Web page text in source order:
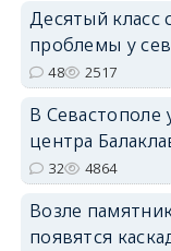
Десятый класс
проблемы у
48 2517
В Севастополе
центра
32 4864
Возле
появятся